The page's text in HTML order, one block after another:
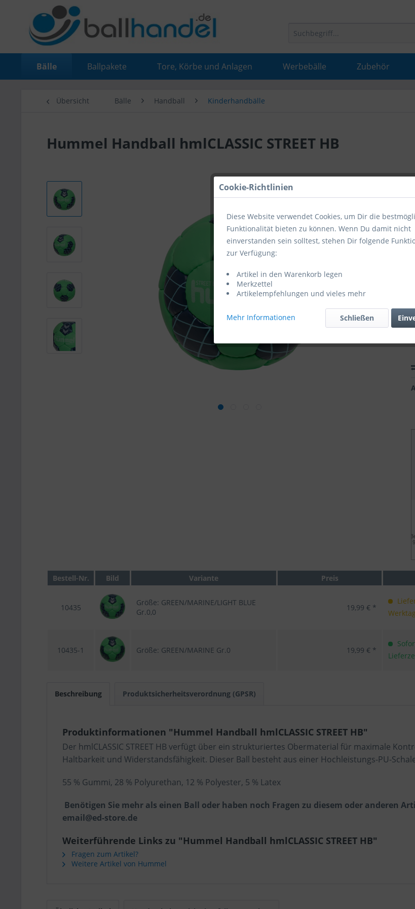
Bälle Ballpakete Tore, Körbe und Anlagen Werbebälle Zubehör
Übersicht Bälle Handball Kinderhandbälle
Hummel Handball hmlCLASSIC STREET HB
Bestell-Nr. Bild Variante Preis
10435
Größe: GREEN/MARINE/LIGHT BLUE
Gr.0,0
19,99 € *
10435-1 Größe: GREEN/MARINE Gr.0 19,99 € *
Beschreibung Produktsicherheitsverordnung (GPSR)
Produktinformationen "Hummel Handball hmlCLASSIC STREET HB"
Der hmlCLASSIC STREET HB verfügt über ein strukturiertes Obermaterial für maximale
Haltbarkeit und Widerstandsfähigkeit. Dieser Ball besteht aus einer Hochleistungs-PU-
55 % Gummi, 28 % Polyurethan, 12 % Polyester, 5 % Latex
Benötigen Sie mehr als einen Ball oder haben noch Fragen zu diesem oder anderen
email@ed-store.de
Weiterführende Links zu "Hummel Handball hmlCLASSIC STREET HB"
Fragen zum Artikel?
Weitere Artikel von Hummel
Cookie-Richtlinien
Diese Website verwendet Cookies, um Dir die
Funktionalität bieten zu können. Wenn Du damit nicht
einverstanden sein solltest, stehen Dir folgende
zur Verfügung:
Artikel in den Warenkorb legen
Merkzettel
Artikelempfehlungen und vieles mehr
Mehr Informationen Schließen